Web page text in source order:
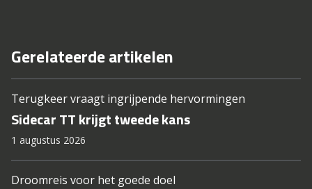
Gerelateerde artikelen
Terugkeer vraagt ingrijpende hervormingen
Sidecar TT krijgt tweede kans
1 augustus 2026
Droomreis voor het goede doel